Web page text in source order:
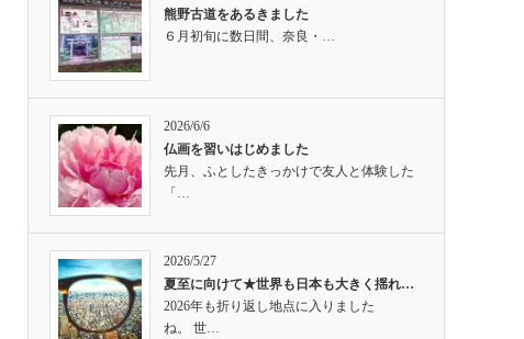
熊野古道をあるきました
６月初旬に数日間、奈良・…
2026/6/6
仏画を習いはじめました
先月、ふとしたきっかけで友人と体験した
「…
2026/5/27
夏至に向けて★世界も日本も大きく揺れ…
2026年も折り返し地点に入りました
ね。 世…